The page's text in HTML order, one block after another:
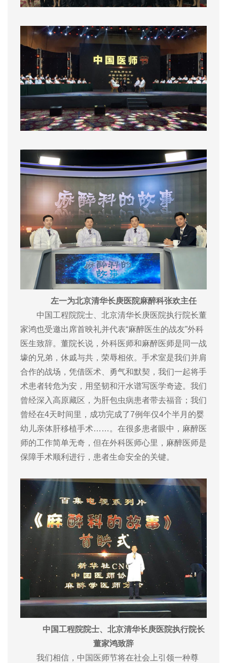
左一为北京清华长庚医院麻醉科张欢主任
中国工程院院士、北京清华长庚医院执行院长董
家鸿也受邀出席首映礼并代表“麻醉医生的战友”外科
医生致辞。董院长说，外科医师和麻醉医师是同一战
壕的兄弟，休戚与共，荣辱相依。手术室是我们并肩
合作的战场，凭借医术、勇气和默契，我们一起将手
术患者转危为安，用坚韧和汗水谱写医学奇迹。我们
曾经深入高原藏区，为肝包虫病患者带去福音；我们
曾经在4天时间里，成功完成了7例年仅4个半月的婴
幼儿亲体肝移植手术……。在很多患者眼中，麻醉医
师的工作简单无奇，但在外科医师心里，麻醉医师是
保障手术顺利进行，患者生命安全的关键。
中国工程院院士、北京清华长庚医院执行院长
董家鸿致辞
我们相信，中国医师节将在社会上引领一种尊